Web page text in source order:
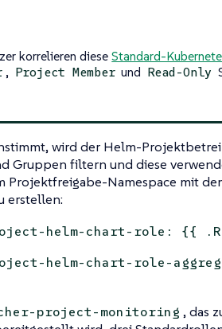
korrelieren dieseStandard-
, Project Member und Read-Only
wird der Helm-
Gruppen filtern und diese
Projektfreigabe-Namespace mit
erstellen:
helm-chart-role: {{
helm-chart-role-
project-monitoring , das